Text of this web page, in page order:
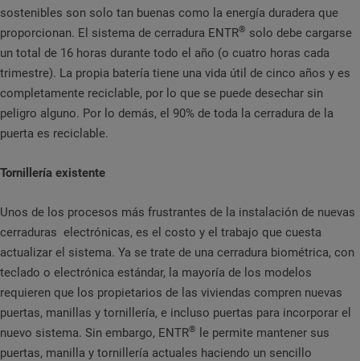
sostenibles son solo tan buenas como la energía duradera que
proporcionan. El sistema de cerradura ENTR® solo debe cargarse
un total de 16 horas durante todo el año (o cuatro horas cada
trimestre). La propia batería tiene una vida útil de cinco años y es
completamente reciclable, por lo que se puede desechar sin
peligro alguno. Por lo demás, el 90% de toda la cerradura de la
puerta es reciclable.
Tornillería existente
Unos de los procesos más frustrantes de la instalación de nuevas
cerraduras electrónicas, es el costo y el trabajo que cuesta
actualizar el sistema. Ya se trate de una cerradura biométrica, con
teclado o electrónica estándar, la mayoría de los modelos
requieren que los propietarios de las viviendas compren nuevas
puertas, manillas y tornillería, e incluso puertas para incorporar el
nuevo sistema. Sin embargo, ENTR®
le permite mantener sus
puertas, manilla y tornillería actuales haciendo un sencillo